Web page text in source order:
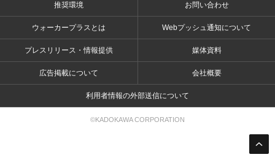
推奨環境 お問い合わせ
ウォーカープラスとは Webプッシュ通知について
プレスリリース・情報提供 媒体資料
広告掲載について 会社概要
利用者情報の外部送信について
©KADOKAWA CORPORATION